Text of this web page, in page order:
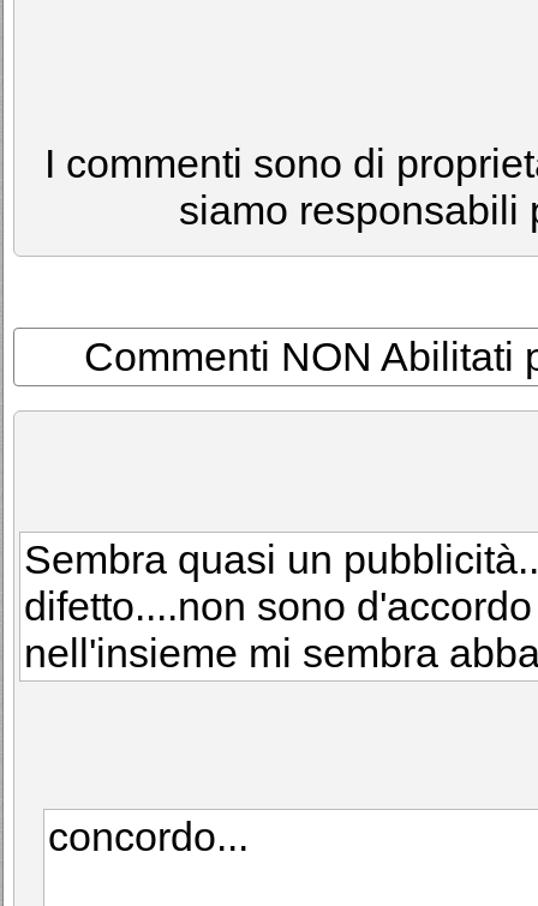
I commenti sono di
siamo responsabili
Commenti NON Abilitati
Sembra quasi un
difetto....non sono
nell'insieme mi sembra
concordo...